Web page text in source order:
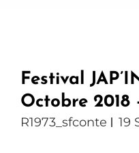
Festival
Octobre 2018
R1973_sfconte 19